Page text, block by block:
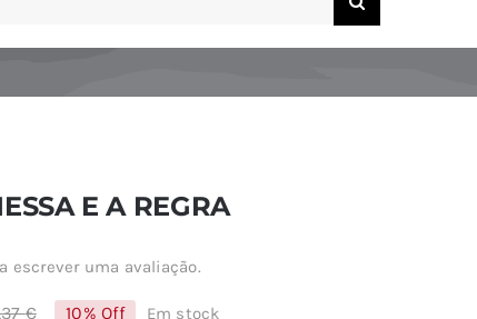
E A REGRA
escrever uma avaliação.
€ 10% Off Em stock